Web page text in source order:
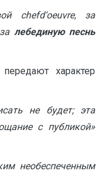
chefd‘oeuvre, за
лебединую песнь
характер
не будет; эта
с публикой»
необеспеченным